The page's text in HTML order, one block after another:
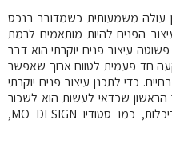
עולה משמעותית כשמדובר בנכס
הפנים להיות מותאמים לרמת
עיצוב פנים יוקרתי הוא דבר
חד פעמית לטווח ארוך שאפשר
כדי לתכנן עיצוב פנים יוקרתי
שכדאי לעשות הוא לשכור
כמו סטודיו MO DESIGN
,